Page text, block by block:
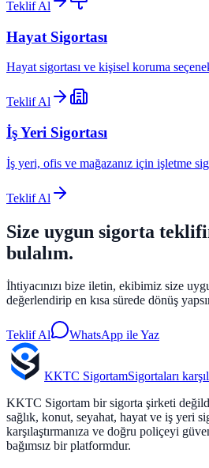
Teklif Al
Hayat Sigortası
Hayat sigortası ve kişisel koruma
Teklif Al
İş Yeri Sigortası
İş yeri, ofis ve mağazanız için işletme
Teklif Al
Size uygun sigorta
bulalım.
İhtiyacınızı bize iletin, ekibimiz size
değerlendirip en kısa sürede dönüş
Teklif Al WhatsApp ile Yaz
KKTC SigortamSigortaları
KKTC Sigortam bir sigorta şirketi
sağlık, konut, seyahat, hayat ve iş yeri
karşılaştırmanıza ve doğru poliçeyi
bağımsız bir platformdur.